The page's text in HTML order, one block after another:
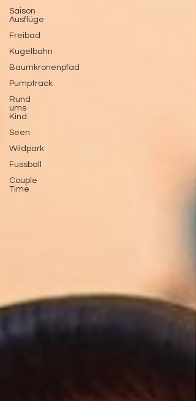
Saison
Ausflüge
Freibad
Kugelbahn
Baumkronenpfad
Pumptrack
Rund
ums
Kind
Seen
Wildpark
Fussball
Couple
Time